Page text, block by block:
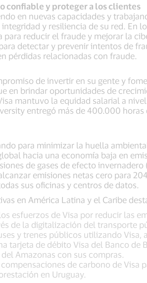
confiable y proteger a los clientes
en nuevas capacidades y
y resiliencia de su red. En
para reducir el fraude y mejorar la
detectar y prevenir intentos de
pérdidas relacionadas con fraude.
de invertir en su gente y
en brindar oportunidades de
mantuvo la equidad salarial a
entregó más de 400.000
para minimizar la huella
hacia una economía baja en
de gases de efecto
emisiones netas cero para
sus oficinas y centros de datos.
en América Latina y el Caribe
esfuerzos de Visa por reducir las
de la digitalización del transporte
y trenes públicos utilizando Visa,
tarjeta de débito Visa del Banco
Amazonas con sus compras.
de carbono de Visa
en Uruguay.